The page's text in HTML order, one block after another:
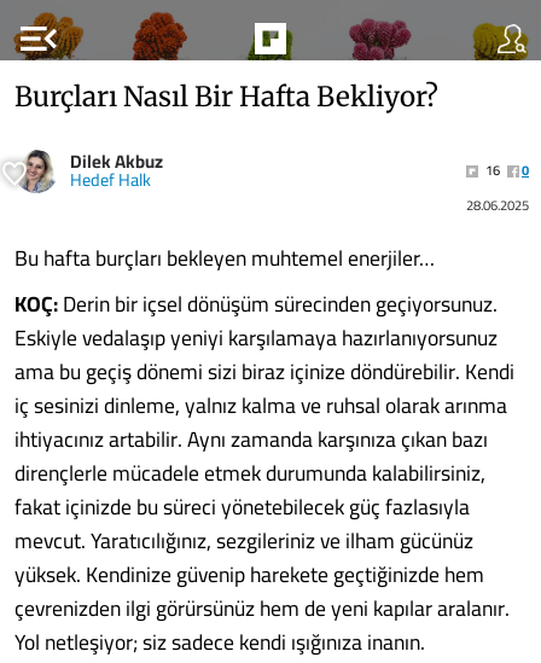
menu_open
Burçları Nasıl Bir Hafta Bekliyor?
Dilek Akbuz
Hedef Halk 16
0
28.06.2025
Bu hafta burçları bekleyen muhtemel enerjiler…
KOÇ:Derin bir içsel dönüşüm sürecinden geçiyorsunuz.
Eskiyle vedalaşıp yeniyi karşılamaya hazırlanıyorsunuz
ama bu geçiş dönemi sizi biraz içinize döndürebilir. Kendi
iç sesinizi dinleme, yalnız kalma ve ruhsal olarak arınma
ihtiyacınız artabilir. Aynı zamanda karşınıza çıkan bazı
dirençlerle mücadele etmek durumunda kalabilirsiniz,
fakat içinizde bu süreci yönetebilecek güç fazlasıyla
mevcut. Yaratıcılığınız, sezgileriniz ve ilham gücünüz
yüksek. Kendinize güvenip harekete geçtiğinizde hem
çevrenizden ilgi görürsünüz hem de yeni kapılar aralanır.
Yol netleşiyor; siz sadece kendi ışığınıza inanın.